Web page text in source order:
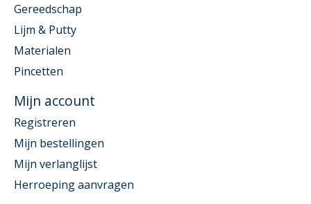
Gereedschap
Lijm & Putty
Materialen
Pincetten
Mijn account
Registreren
Mijn bestellingen
Mijn verlanglijst
Herroeping aanvragen